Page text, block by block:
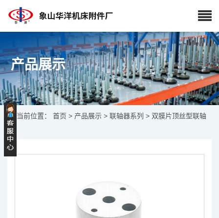
产品展示
当前位置： 首页 > 产品展示 > 联轴器系列 > 双膜片顶丝型联轴
器